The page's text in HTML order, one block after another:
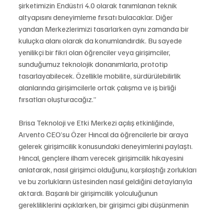
şirketimizin Endüstri 4.0 olarak tanımlanan teknik
altyapısını deneyimleme fırsatı bulacaklar. Diğer
yandan Merkezlerimizi tasarlarken aynı zamanda bir
kuluçka alanı olarak da konumlandırdık. Bu sayede
yenilikçi bir fikri olan öğrenciler veya girişimciler,
sunduğumuz teknolojik donanımlarla, prototip
tasarlayabilecek. Özellikle mobilite, sürdürülebilirlik
alanlarında girişimcilerle ortak çalışma ve iş birliği
fırsatları oluşturacağız.”
Brisa Teknoloji ve Etki Merkezi açılış etkinliğinde,
Arvento CEO’su Özer Hıncal da öğrencilerle bir araya
gelerek girişimcilik konusundaki deneyimlerini paylaştı.
Hıncal, gençlere ilham verecek girişimcilik hikayesini
anlatarak, nasıl girişimci olduğunu, karşılaştığı zorlukları
ve bu zorlukların üstesinden nasıl geldiğini detaylarıyla
aktardı. Başarılı bir girişimcilik yolculuğunun
gerekliliklerini açıklarken, bir girişimci gibi düşünmenin